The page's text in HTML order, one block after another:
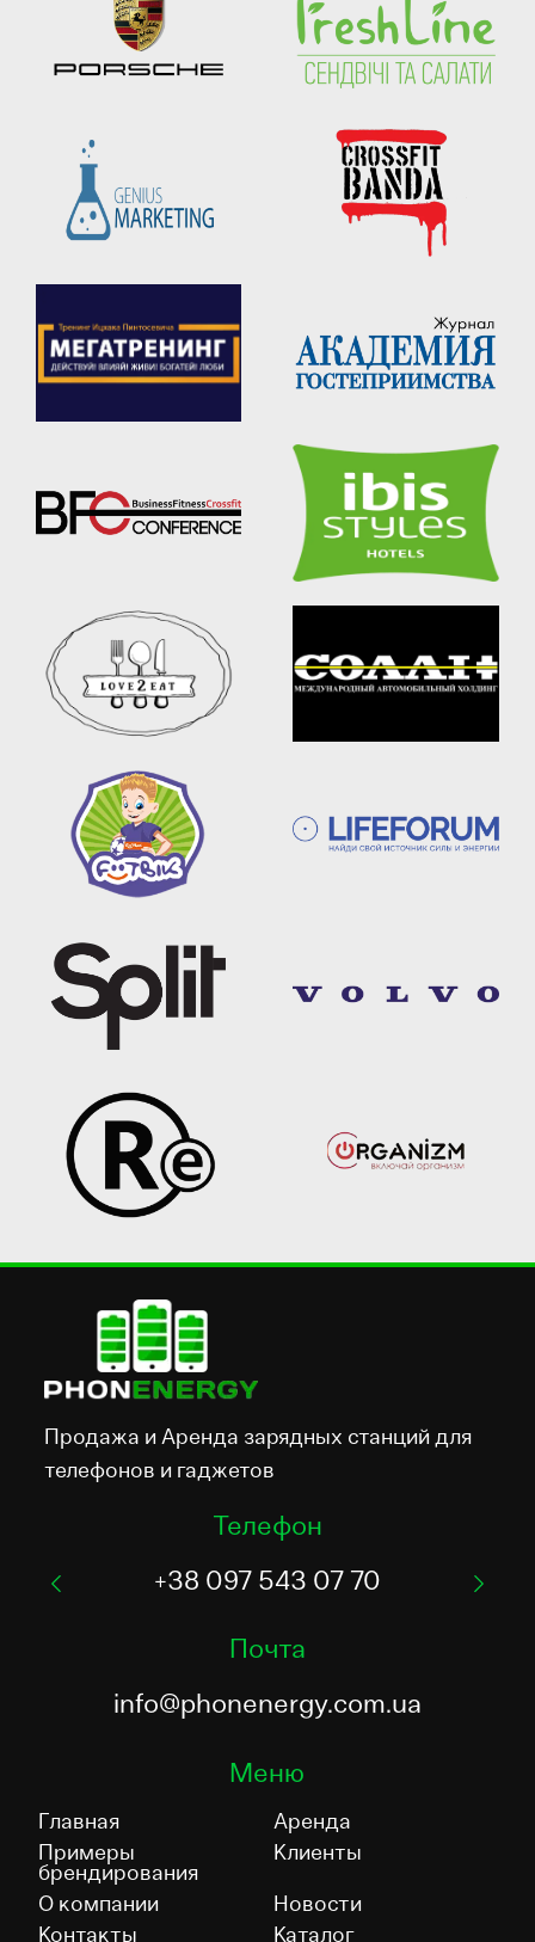
Продажа и Аренда зарядных станций для
телефонов и гаджетов
Телефон
+38 097 543 07 70
Почта
info@phonenergy.com.ua
Меню
Главная
Аренда
Примеры
брендирования
Клиенты
О компании
Новости
Контакты
Каталог